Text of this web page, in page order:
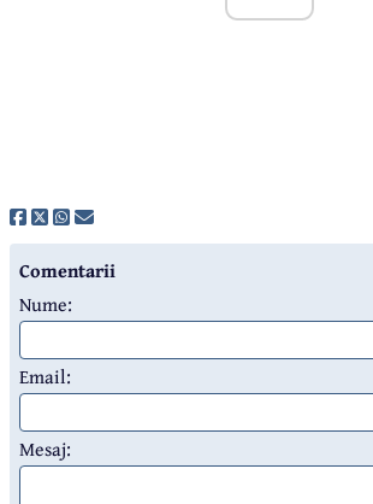
Comentarii
Nume:
Email:
Mesaj: